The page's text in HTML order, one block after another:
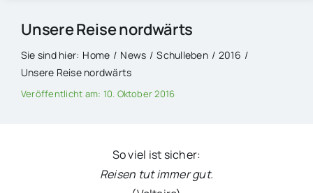
Unsere Reise nordwärts
Sie sind hier: Home News Schulleben
2016
Unsere Reise nordwärts
Veröffentlicht am: 10. Oktober 2016
So viel ist sicher:
Reisen tut immer gut.